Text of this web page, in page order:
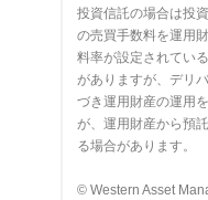
投資信託の場合は投
の売買手数料を運用
料率が設定されてい
がありますが、デリ
づき運用財産の運用
が、運用財産から預
る場合があります。
© Western Asset